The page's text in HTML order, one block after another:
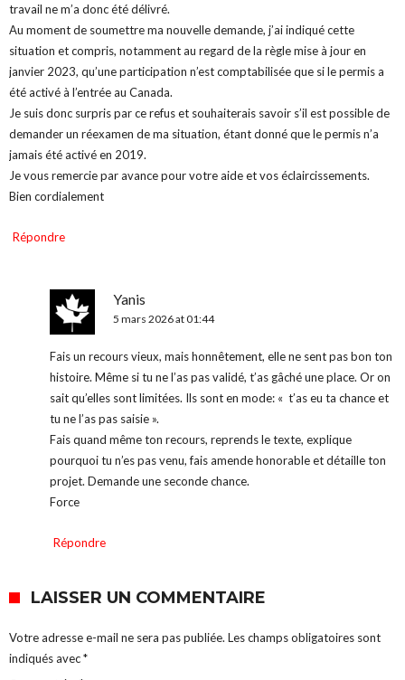
travail ne m’a donc été délivré.
Au moment de soumettre ma nouvelle demande, j’ai indiqué cette
situation et compris, notamment au regard de la règle mise à jour en
janvier 2023, qu’une participation n’est comptabilisée que si le permis a
été activé à l’entrée au Canada.
Je suis donc surpris par ce refus et souhaiterais savoir s’il est possible de
demander un réexamen de ma situation, étant donné que le permis n’a
jamais été activé en 2019.
Je vous remercie par avance pour votre aide et vos éclaircissements.
Bien cordialement
Répondre
Yanis
5 mars 2026 at 01:44
Fais un recours vieux, mais honnêtement, elle ne sent pas bon ton
histoire. Même si tu ne l’as pas validé, t’as gâché une place. Or on
sait qu’elles sont limitées. Ils sont en mode: « t’as eu ta chance et
tu ne l’as pas saisie ».
Fais quand même ton recours, reprends le texte, explique
pourquoi tu n’es pas venu, fais amende honorable et détaille ton
projet. Demande une seconde chance.
Force
Répondre
LAISSER UN COMMENTAIRE
Votre adresse e-mail ne sera pas publiée. Les champs obligatoires sont
indiqués avec*